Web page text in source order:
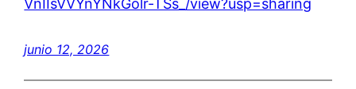
VnIIsVVYnYNkGolr-TSs_/view?usp=sharing
junio 12, 2026